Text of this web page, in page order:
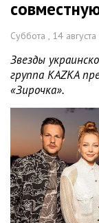
Суббота , 14
Звезды
группа KAZKA
«Зирочка».